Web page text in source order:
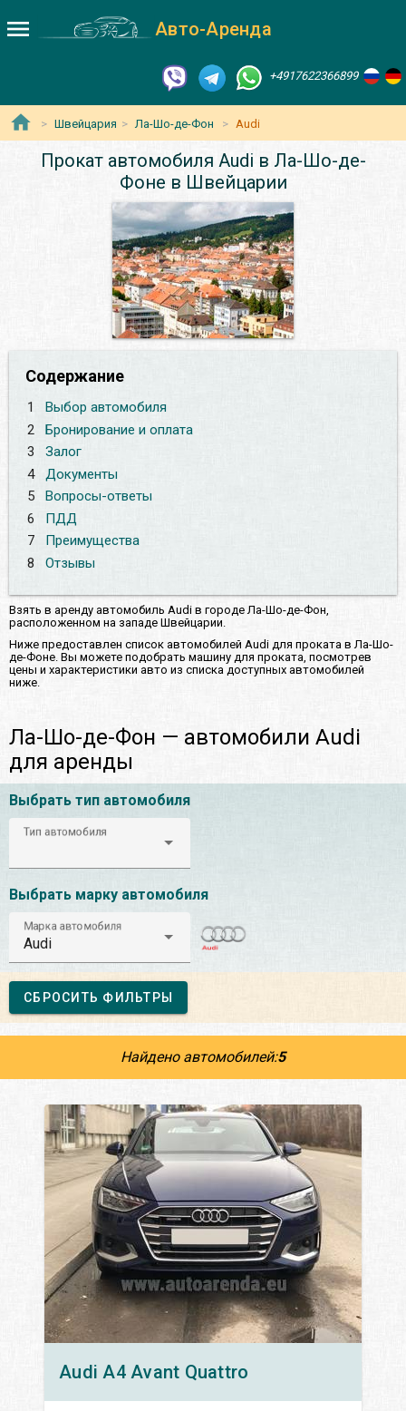
Авто-Аренда
+4917622366899
Швейцария Ла-Шо-де-Фон Audi
Прокат автомобиля Audi в Ла-Шо-де-
Фоне в Швейцарии
Содержание
1
Выбор автомобиля
2
Бронирование и оплата
3
Залог
4
Документы
5
Вопросы-ответы
6
ПДД
7
Преимущества
8
Отзывы
Взять в аренду автомобиль Audi в городе Ла-Шо-де-Фон,
расположенном на западе Швейцарии.
Ниже предоставлен список автомобилей Audi для проката в Ла-Шо-
де-Фоне. Вы можете подобрать машину для проката, посмотрев
цены и характеристики авто из списка доступных автомобилей
ниже.
Ла-Шо-де-Фон — автомобили Audi
для аренды
Выбрать тип автомобиля
Тип автомобиля
Выбрать марку автомобиля
Марка автомобиля
Audi
СБРОСИТЬ ФИЛЬТРЫ
Найдено автомобилей:5
Audi A4 Avant Quattro